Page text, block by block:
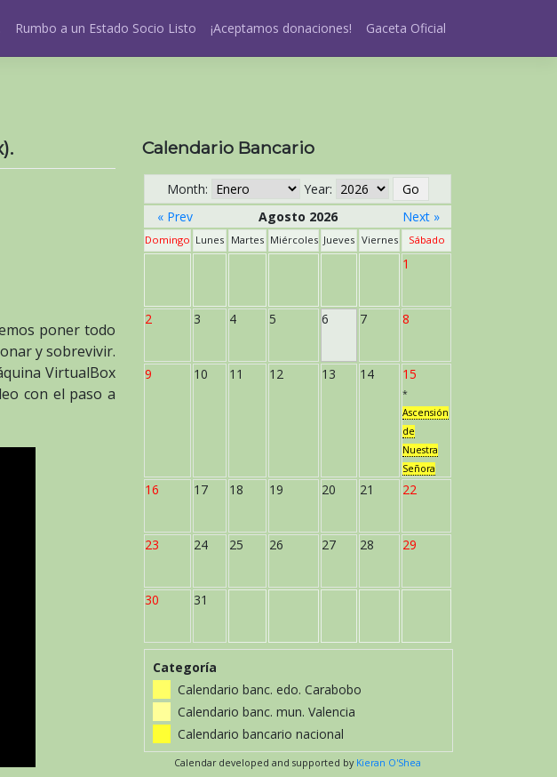
Rumbo a un Estado Socio Listo ¡Aceptamos donaciones! Gaceta Oficial
poner todo
y sobrevivir.
VirtualBox
con el paso a
Calendario Bancario
Month:
Year:
« Prev
Agosto 2026 Next »
Domingo Lunes Martes Miércoles Jueves Viernes Sábado
1
2 3 4 5 6 7 8
9 10 11 12 13 14 15
*
Ascensión
de
Nuestra
Señora
16 17 18 19 20 21 22
23 24 25 26 27 28 29
30 31
Categoría
Calendario banc. edo. Carabobo
Calendario banc. mun. Valencia
Calendario bancario nacional
Calendar developed and supported by Kieran O'Shea